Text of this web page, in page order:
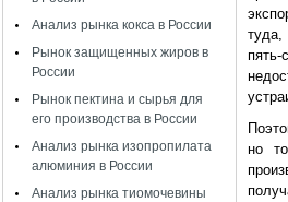
Анализ рынка кокса в России
Рынок защищенных жиров в
России
Рынок пектина и сырья для
его производства в России
Анализ рынка изопропилата
алюминия в России
Анализ рынка тиомочевины
туда,
но